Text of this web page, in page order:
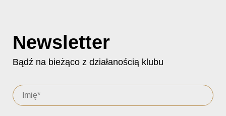
Newsletter
Bądź na bieżąco z działanością klubu